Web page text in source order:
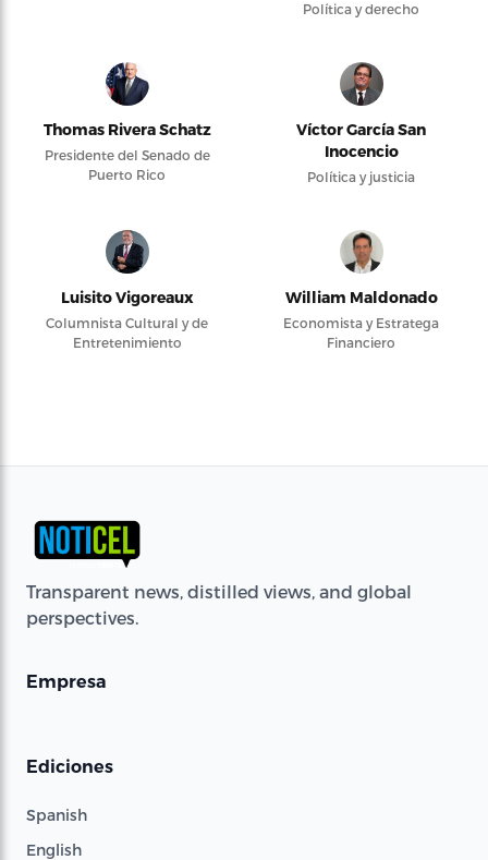
Política y derecho
Thomas Rivera Schatz
Presidente del Senado de
Puerto Rico
Víctor García San
Inocencio
Política y justicia
Luisito Vigoreaux
Columnista Cultural y de
Entretenimiento
William Maldonado
Economista y Estratega
Financiero
Transparent news, distilled views, and global
perspectives.
Empresa
Ediciones
Spanish
English